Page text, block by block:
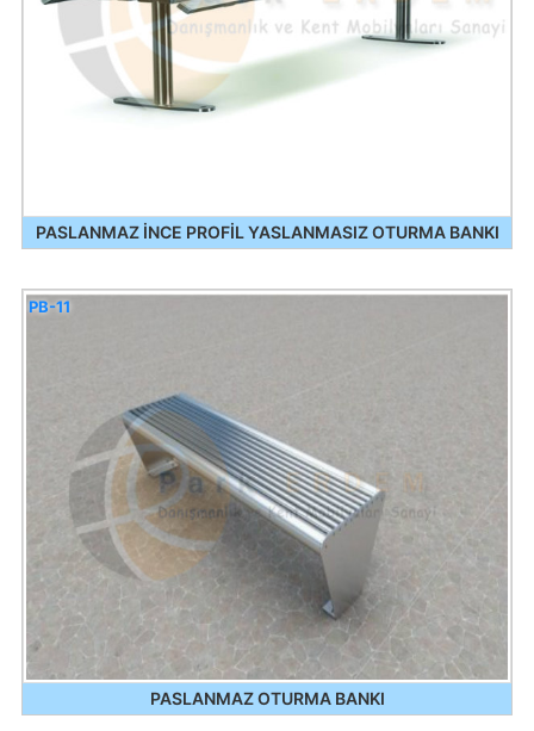
PASLANMAZ İNCE PROFİL YASLANMASIZ OTURMA BANKI
PASLANMAZ OTURMA BANKI
PB-11